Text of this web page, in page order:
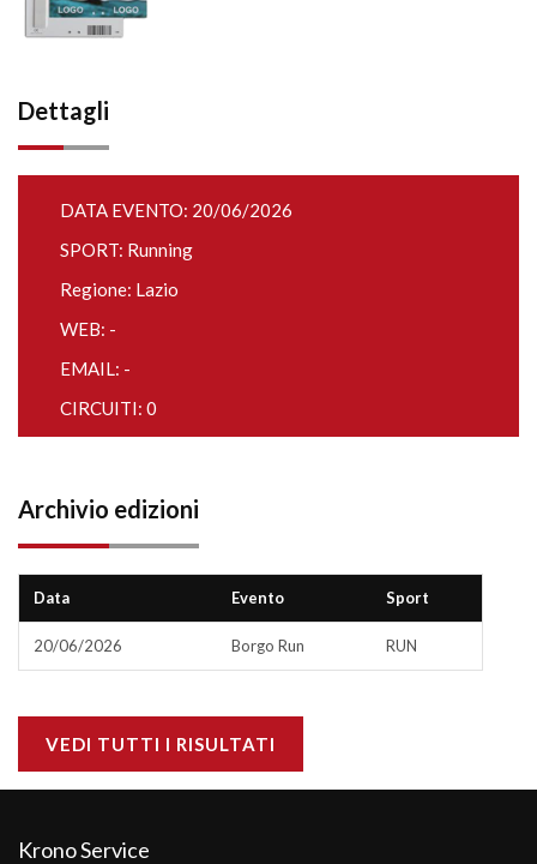
Dettagli
DATA EVENTO: 20/06/2026
SPORT: Running
Regione: Lazio
WEB: -
EMAIL: -
CIRCUITI: 0
Archivio edizioni
Data Evento Sport
20/06/2026 Borgo Run RUN
VEDI TUTTI I RISULTATI
Krono Service